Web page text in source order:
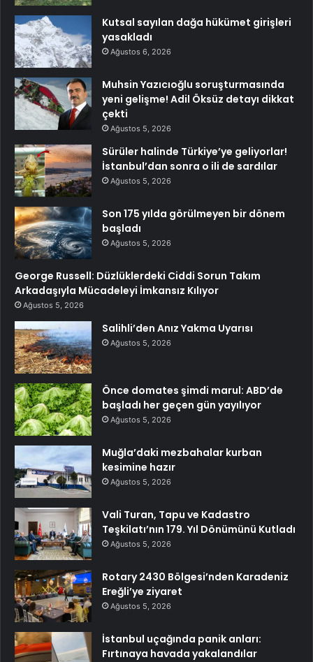
Kutsal sayılan dağa hükümet girişleri
yasakladı
Ağustos 6, 2026
Muhsin Yazıcıoğlu soruşturmasında
yeni gelişme! Adil Öksüz detayı dikkat
çekti
Ağustos 5, 2026
Sürüler halinde Türkiye’ye geliyorlar!
İstanbul’dan sonra o ili de sardılar
Ağustos 5, 2026
Son 175 yılda görülmeyen bir dönem
başladı
Ağustos 5, 2026
George Russell: Düzlüklerdeki Ciddi Sorun Takım
Arkadaşıyla Mücadeleyi İmkansız Kılıyor
Ağustos 5, 2026
Salihli’den Anız Yakma Uyarısı
Ağustos 5, 2026
Önce domates şimdi marul: ABD’de
başladı her geçen gün yayılıyor
Ağustos 5, 2026
Muğla’daki mezbahalar kurban
kesimine hazır
Ağustos 5, 2026
Vali Turan, Tapu ve Kadastro
Teşkilatı’nın 179. Yıl Dönümünü Kutladı
Ağustos 5, 2026
Rotary 2430 Bölgesi’nden Karadeniz
Ereğli’ye ziyaret
Ağustos 5, 2026
İstanbul uçağında panik anları:
Fırtınaya havada yakalandılar